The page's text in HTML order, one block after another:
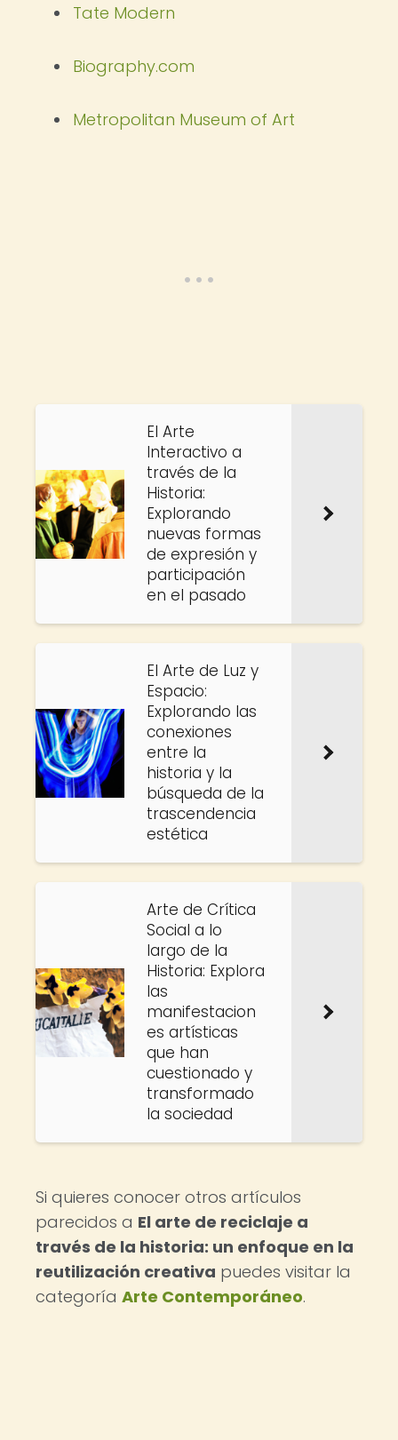
Tate Modern
Biography.com
Metropolitan Museum of Art
El Arte
Interactivo a
través de la
Historia:
Explorando
nuevas formas
de expresión y
participación
en el pasado
El Arte de Luz y
Espacio:
Explorando las
conexiones
entre la
historia y la
búsqueda de la
trascendencia
estética
Arte de Crítica
Social a lo
largo de la
Historia: Explora
las
manifestacion
es artísticas
que han
cuestionado y
transformado
la sociedad
Si quieres conocer otros artículos
parecidos a El arte de reciclaje a
través de la historia: un enfoque en la
reutilización creativa puedes visitar la
categoría Arte Contemporáneo.